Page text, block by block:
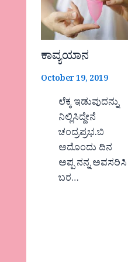
ಕಾವ್ಯಯಾನ
October 19, 2019
ಲೆಕ್ಕ ಇಡುವುದನ್ನು
ನಿಲ್ಲಿಸಿದ್ದೇನೆ
ಚಂದ್ರಪ್ರಭ.ಬಿ
ಅದೊಂದು ದಿನ
ಅಪ್ಪ ನನ್ನ ಅವಸರಿಸಿ
ಬರ…